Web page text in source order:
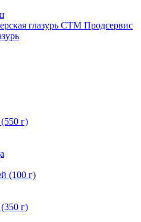
глазурь СТМ Продсервис
г)
(100 г)
г)